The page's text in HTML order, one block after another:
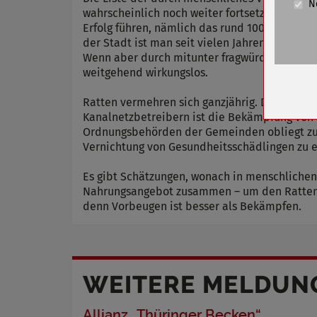
wahrscheinlich noch weiter fortsetzen. Die
Erfolg führen, nämlich das rund 100
der Stadt ist man seit vielen Jahren eng in
Wenn aber durch mitunter fragwürdiges
weitgehend wirkungslos.
Ratten vermehren sich ganzjährig. Die
Kanalnetzbetreibern ist die Bekämpfung
Ordnungsbehörden der Gemeinden obliegt
Vernichtung von Gesundheitsschädlingen
Es gibt Schätzungen, wonach in
Nahrungsangebot zusammen – um den
denn Vorbeugen ist besser als Bekämpfen.
WEITERE
Cookie
Name
Anbieter